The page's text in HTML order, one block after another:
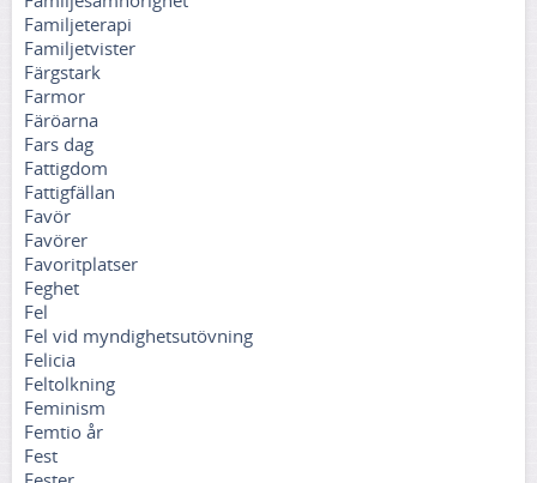
Familjeterapi
Familjetvister
Färgstark
Farmor
Färöarna
Fars dag
Fattigdom
Fattigfällan
Favör
Favörer
Favoritplatser
Feghet
Fel
Fel vid myndighetsutövning
Felicia
Feltolkning
Feminism
Femtio år
Fest